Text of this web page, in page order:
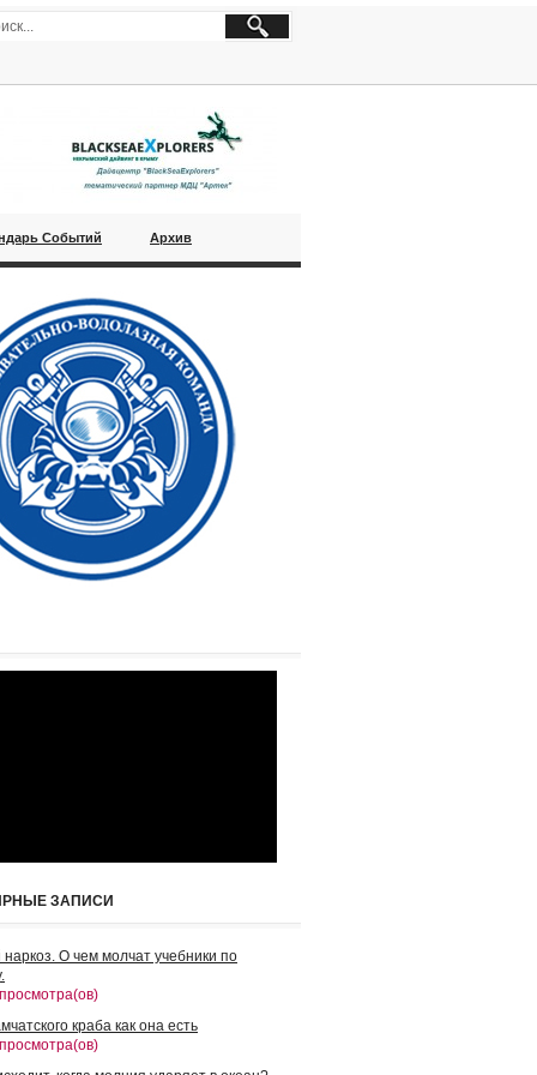
Событий Архив
ЗАПИСИ
О чем молчат учебники по
краба как она есть